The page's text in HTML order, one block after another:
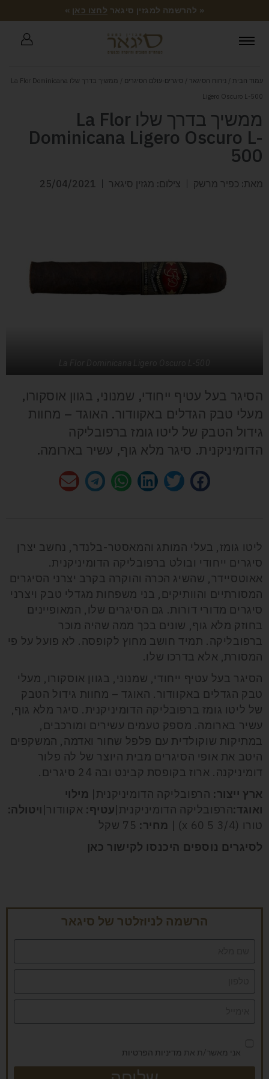
« להרשמה למגזין סיגאר לחצו כאן »
עמוד הבית / ניחוח הסיגאר / סיגרים-עולם הסיגרים
/ ממשיך בדרך שלו La Flor Dominicana
Ligero Oscuro L-500
ממשיך בדרך שלו La Flor
Dominicana Ligero Oscuro L-
500
מאת: כפיר מרשק צילום: מגזין סיגאר 25/04/2021
הסיגר בעל עטיף ייחודי, שמנוני, בגוון אוסקורו,
מעלי טבק הגדלים באקוודור. האוגד – מחוות
גידול הטבק של ליטו גומז ברפובליקה
הדומיניקנית. סיגר מלא גוף, עשיר בארומה.
ליטו גומז, בעלי המותג והמאסטר-בלנדר, נחשב יצרן
סיגרים ייחודי ובולט ברפובליקה הדומיניקנית.
אאוטסיידר, שהשיג הכרה והוקרה בקרב יצרני הסיגרים
המסורתיים והוותיקים, בני משפחות מגדלי טבק ויצרני
סיגרים מדורי דורות. גם הסיגרים שלו, המאופיינים
בחוזק מלא גוף, שונים בכך ממה שהיה מוכר
ברפובליקה. תמיד חושב מחוץ לקופסה. לא פועל על פי
המסורת, אלא בדרכו שלו.
הסיגר בעל עטיף ייחודי, שמנוני, בגוון אוסקורו, מעלי
טבק הגדלים באקוודור. האוגד – מחוות גידול הטבק
של ליטו גומז ברפובליקה הדומיניקנית. סיגר מלא גוף,
עשיר בארומה. מספק טעמים עשירים ומורכבים,
במתיקות שוקולדית עם פלפל שחור ואדמה, המשקפים
היטב את אופי הסיגרים מבית היוצר של לה פלור
דומיניקנה. ארוז בקופסת קבינט ובה 24 סיגרים.
ארץ ייצור: הרפובליקה הדומיניקנית| מילוי
ואוגד:הרפובליקה הדומיניקנית|עטיף: אקוודור|ויטולה:
טורו (3/4 5 x 60) |
מחיר:
לסיגרים נוספים היכנסו לקישור כאן
הרשמה לניוזלטר של סיגאר
אני מאשר/ת את מדיניות הפרטיות